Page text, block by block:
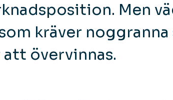
Men
kräver
övervinnas.